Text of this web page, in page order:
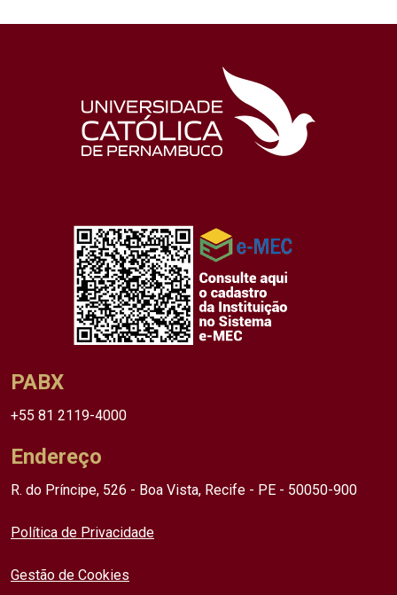
PABX
+55 81 2119-4000
Endereço
R. do Príncipe, 526 - Boa Vista, Recife - PE - 50050-900
Política de Privacidade
Gestão de Cookies